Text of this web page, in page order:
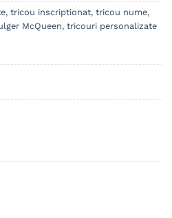
, tricou inscriptionat, tricou nume,
McQueen, tricouri personalizate